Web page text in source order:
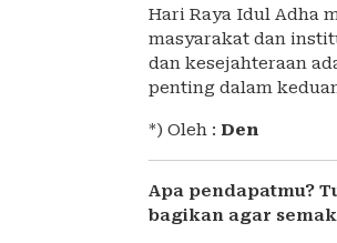
Hari Raya Idul Adha
masyarakat dan
dan kesejahteraan
penting dalam
*) Oleh : Den
Apa pendapatmu?
bagikan agar